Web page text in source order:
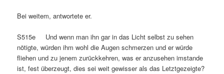
Bei weitem, antwortete er.
S515e Und wenn man ihn gar in das Licht selbst zu sehen
nötigte, würden ihm wohl die Augen schmerzen und er würde
fliehen und zu jenem zurückkehren, was er anzusehen imstande
ist, fest überzeugt, dies sei weit gewisser als das Letztgezeigte?